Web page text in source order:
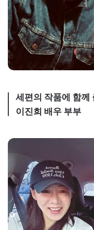
세편의 작품에 함께
이진희 배우 부부